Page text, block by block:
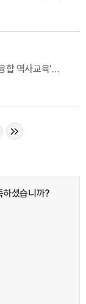
합 역사교육'
하셨습니까?